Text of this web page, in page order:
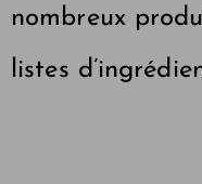
nombreux
listes